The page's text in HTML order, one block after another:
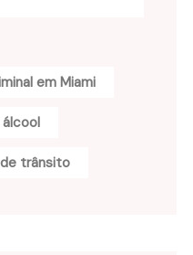
em Miami
trânsito